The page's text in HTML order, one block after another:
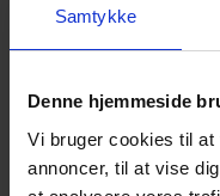
Samtykke
Denne hjemmeside
Vi bruger cookies til
annoncer, til at vise
undercarporten.
Henne Strand lige
Den brede sandstrand og